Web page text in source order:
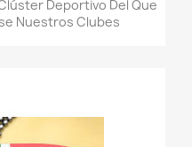
Deportivo Del Que
Nuestros Clubes